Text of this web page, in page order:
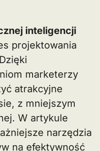
inteligencji
projektowania
marketerzy
atrakcyjne
z mniejszym
W artykule
narzędzia
na efektywność